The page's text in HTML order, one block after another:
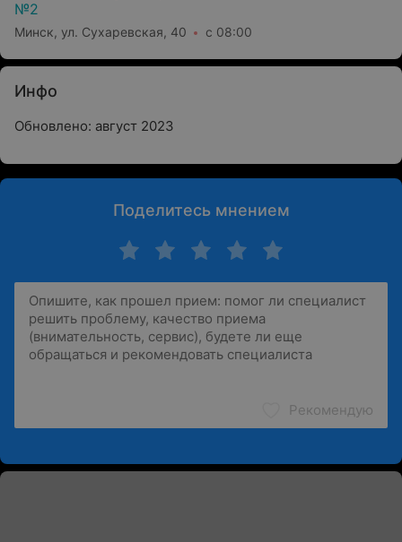
№2
Минск, ул. Сухаревская, 40 с 08:00
Инфо
Обновлено: август 2023
Поделитесь мнением
Рекомендую